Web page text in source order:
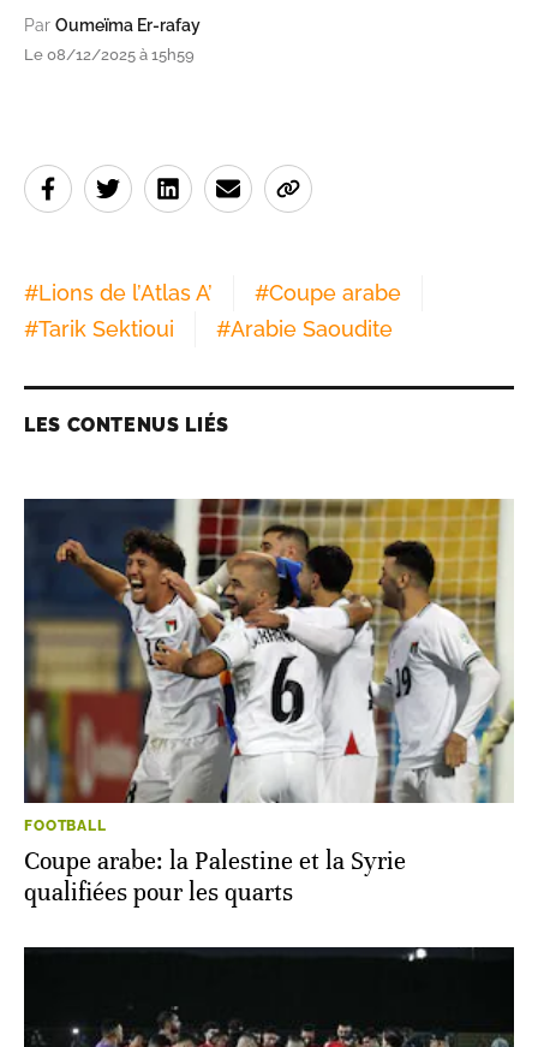
Par Oumeïma Er-rafay
Le 08/12/2025 à 15h59
#Lions de l’Atlas A’ #Coupe arabe
#Tarik Sektioui #Arabie Saoudite
LES CONTENUS LIÉS
FOOTBALL
Coupe arabe: la Palestine et la Syrie
qualifiées pour les quarts